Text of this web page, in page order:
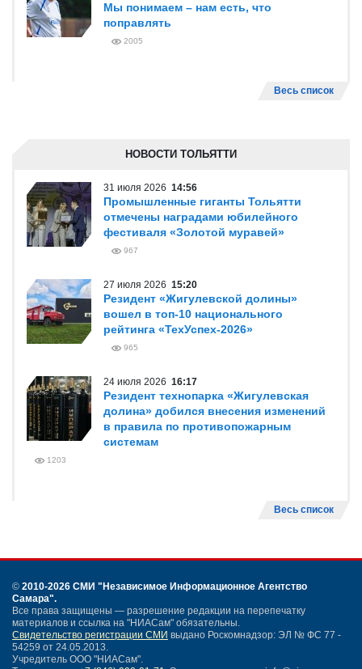
Мы понимаем – нам есть, что
поправлять
2005
Весь список
НОВОСТИ ТОЛЬЯТТИ
31 июля 2026 14:56
Промышленные гиганты Тольятти
отмечены наградами юбилейного
фестиваля «Золотой муравей»
967
27 июля 2026 15:20
Резидент «Жигулевской долины»
вошел в топ-10 национального
рейтинга «ТехУспех-2026»
965
24 июля 2026 16:17
Резидент технопарка «Жигулевская
долина» добился внесения изменений
в правила по противопожарным
системам
1203
Весь список
© 2010-2026 СМИ "Независимое Информационное Агентство
Самара".
Все права защищены — разрешение редакции на перепечатку
материалов и ссылка на "НИАСам" обязательны.
Свидетельство регистрации СМИ выдано Роскомнадзор: ЭЛ № ФС 77 -
54259 от 24.05.2013.
Учредитель ООО "НИАСам".